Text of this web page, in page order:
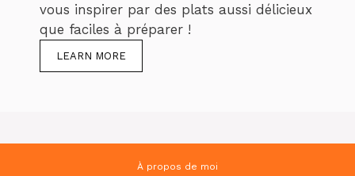
vous inspirer par des plats aussi délicieux
que faciles à préparer !
LEARN MORE
À propos de moi